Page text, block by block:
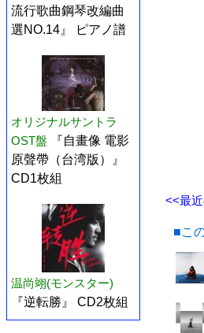
流行歌曲鋼琴改編曲
選NO.14』 ピアノ譜
オリジナルサントラ
OST盤
『自畫像 電影
原聲帶（台湾版）』
CD1枚組
温尚翊(モンスター)
『逆転勝』 CD2枚組
<<最
■こ